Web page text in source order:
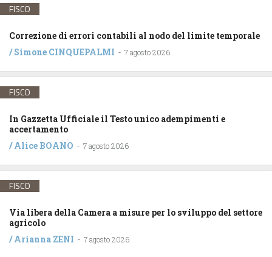
FISCO
Correzione di errori contabili al nodo del limite temporale
/Simone CINQUEPALMI - 7 agosto 2026
FISCO
In Gazzetta Ufficiale il Testo unico adempimenti e
accertamento
/Alice BOANO - 7 agosto 2026
FISCO
Via libera della Camera a misure per lo sviluppo del settore
agricolo
/Arianna ZENI - 7 agosto 2026